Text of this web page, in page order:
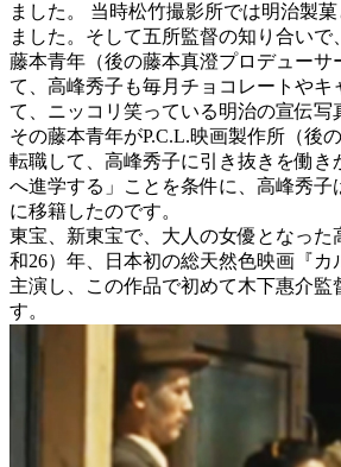
ました。 当時松竹撮影所では明治製
ました。そして五所監督の知り合い
藤本青年（後の藤本真澄プロデューサ
て、高峰秀子も毎月チョコレートやキ
て、ニッコリ笑っている明治の宣伝写
その藤本青年がP.C.L.映画製作所（後
転職して、高峰秀子に引き抜きを働き
へ進学する」ことを条件に、高峰秀子
に移籍したのです。
東宝、新東宝で、大人の女優となった
和26）年、日本初の総天然色映画『カ
主演し、この作品で初めて木下惠介監
す。